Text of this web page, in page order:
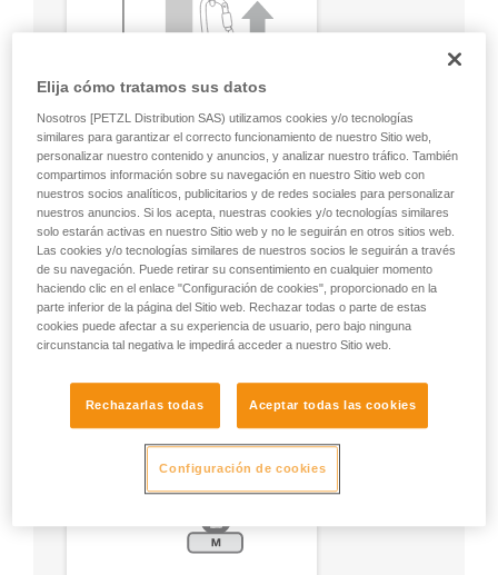
Elija cómo tratamos sus datos
Nosotros [PETZL Distribution SAS) utilizamos cookies y/o tecnologías
similares para garantizar el correcto funcionamiento de nuestro Sitio web,
personalizar nuestro contenido y anuncios, y analizar nuestro tráfico. También
compartimos información sobre su navegación en nuestro Sitio web con
nuestros socios analíticos, publicitarios y de redes sociales para personalizar
nuestros anuncios. Si los acepta, nuestras cookies y/o tecnologías similares
solo estarán activas en nuestro Sitio web y no le seguirán en otros sitios web.
Las cookies y/o tecnologías similares de nuestros socios le seguirán a través
de su navegación. Puede retirar su consentimiento en cualquier momento
haciendo clic en el enlace "Configuración de cookies", proporcionado en la
parte inferior de la página del Sitio web. Rechazar todas o parte de estas
cookies puede afectar a su experiencia de usuario, pero bajo ninguna
circunstancia tal negativa le impedirá acceder a nuestro Sitio web.
Rechazarlas todas Aceptar todas las cookies
Configuración de cookies